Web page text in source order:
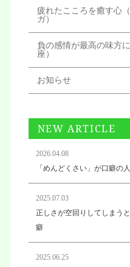
疲れたこころを癒す心
ガ）
負の感情が最高の味方
座）
お知らせ
NEW ARTICLE
2026.04.08
「めんどくさい」が口癖の
2025.07.03
正しさが空回りしてしまう
癖
2025.06.25